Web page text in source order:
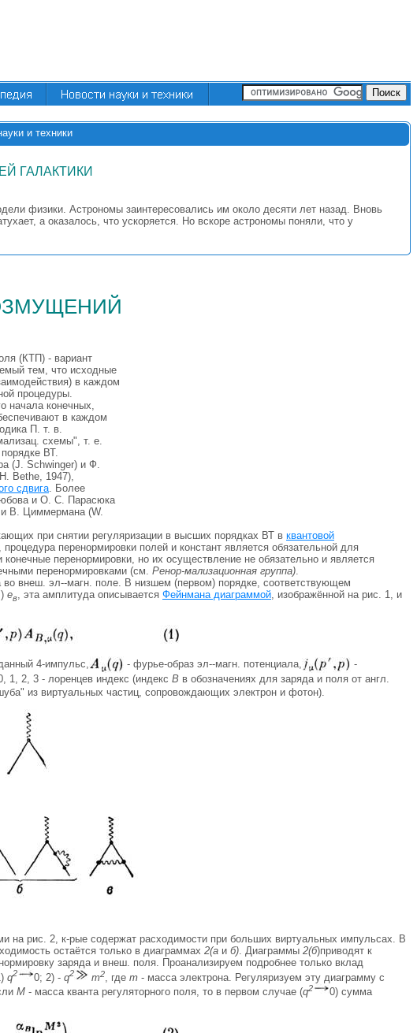
и техники
ГАЛАКТИКИ
физики. Астрономы заинтересовались им около десяти лет назад. Вновь
а оказалось, что ускоряется. Но вскоре астрономы поняли, что у
(КТП) - вариант
тем, что исходные
в каждом
процедуры.
начала конечных,
в каждом
П. т. в.
схемы", т. е.
ВТ.
(J. Schwinger) и Ф.
Bethe, 1947),
сдвига. Более
и О. С. Парасюка
В. Циммермана (W.
при снятии регуляризации в высших порядках ВТ в квантовой
перенормировки полей и констант является обязательной для
перенормировки, но их осуществление не обязательно и является
перенормировками (см. Ренор-мализационная группа).
внеш. эл--магн. поле. В низшем (первом) порядке, соответствующем
ев, эта амплитуда описывается Фейнмана диаграммой, изображённой на рис. 1, и
4-импульс, - фурье-образ эл--магн. потенциала,
-
1, 2, 3 - лоренцев индекс (индекс В в обозначениях для заряда и поля от англ.
из виртуальных частиц, сопровождающих электрон и фотон).
на рис. 2, к-рые содержат расходимости при больших виртуальных импульсах. В
остаётся только в диаграммах 2(а и б) . Диаграммы 2(б)приводят к
заряда и внеш. поля. Проанализируем подробнее только вклад
q2 0; 2) - q2 т2 , где т - масса электрона. Регуляризуем эту диаграмму с
М - масса кванта регуляторного поля, то в первом случае (q2
0) сумма